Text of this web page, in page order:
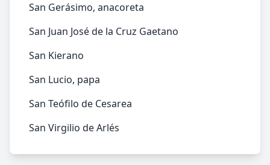
San Gerásimo, anacoreta
San Juan José de la Cruz Gaetano
San Kierano
San Lucio, papa
San Teófilo de Cesarea
San Virgilio de Arlés